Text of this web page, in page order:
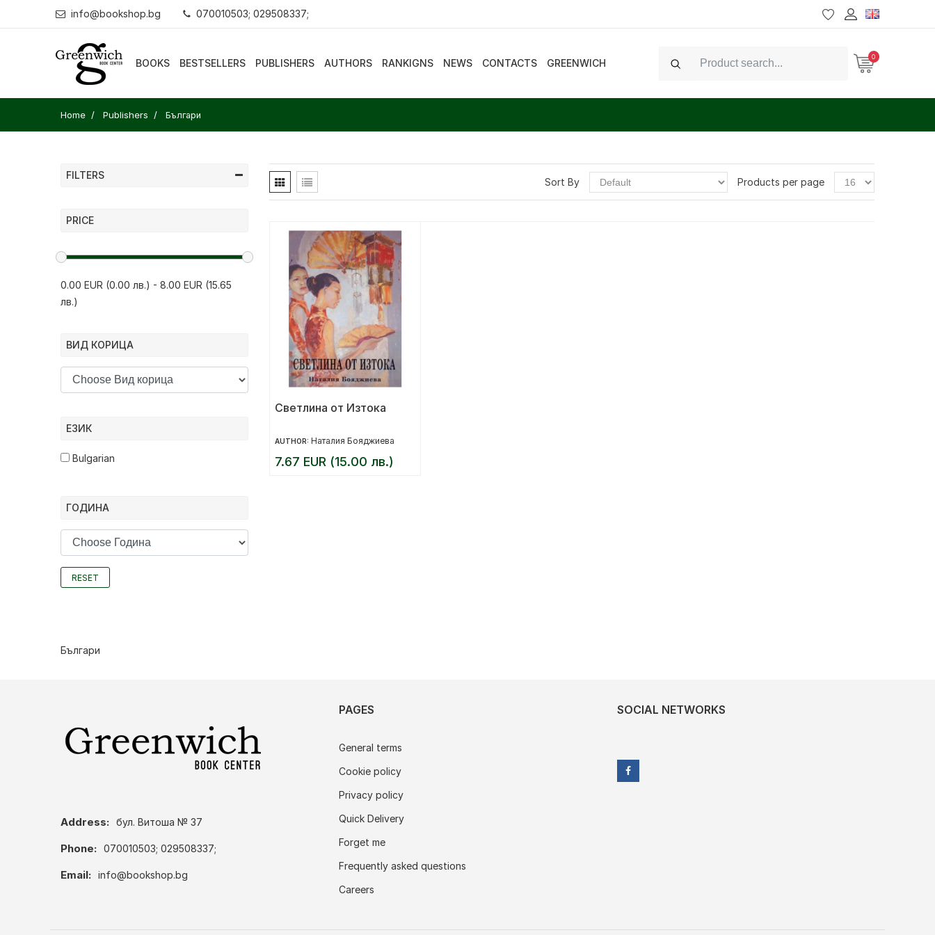
info@bookshop.bg 070010503; 029508337;
BOOKS BESTSELLERS PUBLISHERS AUTHORS RANKIGNS NEWS CONTACTS GREENWICH
Search
0
Home Publishers Българи
FILTERS
PRICE
0.00 EUR (0.00 лв.) - 8.00 EUR (15.65
лв.)
ВИД КОРИЦА
ЕЗИК
Bulgarian
ГОДИНА
RESET
Sort By Products per page
Светлина от Изтока
AUTHOR: Наталия Бояджиева
7.67 EUR (15.00 лв.)
Българи
Address: бул. Витоша № 37
Phone: 070010503; 029508337;
Email: info@bookshop.bg
PAGES
General terms
Cookie policy
Privacy policy
Quick Delivery
Forget me
Frequently asked questions
Careers
SOCIAL NETWORKS